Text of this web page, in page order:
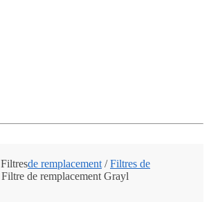
Filtresde remplacement /Filtres de
Filtre de remplacement Grayl